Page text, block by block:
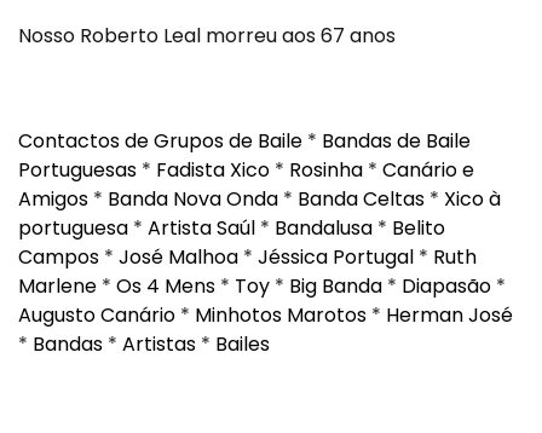
Nosso Roberto Leal morreu aos 67 anos
Contactos de Grupos de Baile * Bandas de Baile
Portuguesas * Fadista Xico * Rosinha * Canário e
Amigos * Banda Nova Onda * Banda Celtas * Xico à
portuguesa * Artista Saúl * Bandalusa * Belito
Campos * José Malhoa * Jéssica Portugal * Ruth
Marlene * Os 4 Mens * Toy * Big Banda * Diapasão *
Augusto Canário * Minhotos Marotos * Herman José
* Bandas * Artistas * Bailes